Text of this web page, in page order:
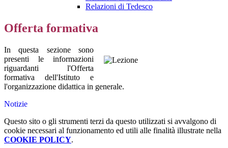
Relazioni di Tedesco
Offerta formativa
In questa sezione sono
presenti le informazioni
riguardanti l'Offerta
formativa dell'Istituto e
l'organizzazione didattica in generale.
Notizie
Questo sito o gli strumenti terzi da questo utilizzati si avvalgono di
cookie necessari al funzionamento ed utili alle finalità illustrate nella
COOKIE POLICY.